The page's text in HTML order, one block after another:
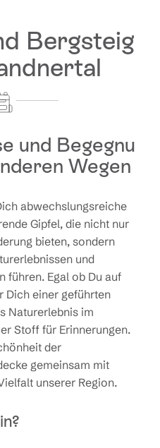
Bergsteig
und Begegnu
Wegen
abwechslungsreiche
Gipfel, die nicht nur
bieten, sondern
und
führen. Egal ob Du auf
Dich einer geführten
Naturerlebnis im
Stoff für Erinnerungen.
der
gemeinsam mit
unserer Region.